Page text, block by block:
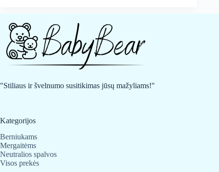
"Stiliaus ir švelnumo susitikimas jūsų mažyliams!"
Kategorijos
Berniukams
Mergaitėms
Neutralios spalvos
Visos prekės